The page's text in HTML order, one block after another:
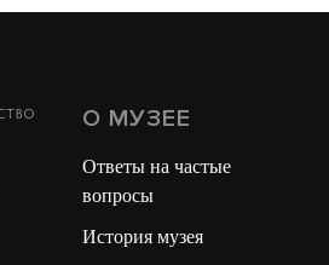
О МУЗЕЕ
Ответы на частые
вопросы
История музея